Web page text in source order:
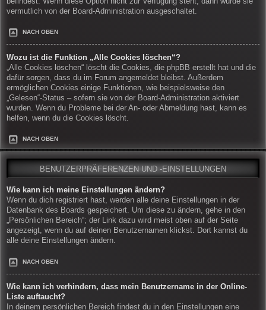
vermutlich von der Board-Administration ausgeschaltet.
NACH OBEN
Wozu ist die Funktion „Alle Cookies löschen“?
„Alle Cookies löschen“ löscht die Cookies, die phpBB erstellt hat und die
dafür sorgen, dass du im Forum angemeldet bleibst. Außerdem
ermöglichen Cookies einige Funktionen, wie beispielsweise den
„Gelesen“-Status – sofern sie von der Board-Administration aktiviert
wurden. Wenn du Probleme bei der An- oder Abmeldung hast, kann es
helfen, wenn du die Cookies löscht.
NACH OBEN
BENUTZERPRÄFERENZEN UND -EINSTELLUNGEN
Wie kann ich meine Einstellungen ändern?
Wenn du dich registriert hast, werden alle deine Einstellungen in der
Datenbank des Boards gespeichert. Um diese zu ändern, gehe in den
„Persönlichen Bereich“; der Link dazu wird meist oben auf der Seite
angezeigt, wenn du auf deinen Benutzernamen klickst. Dort kannst du
alle deine Einstellungen ändern.
NACH OBEN
Wie kann ich verhindern, dass mein Benutzername in der Online-
Liste auftaucht?
In deinem persönlichen Bereich findest du in den Einstellungen eine